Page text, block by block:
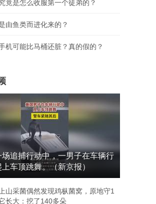
竟是怎么收服第一个徒弟的？
由鱼类而进化来的？
机可能比马桶还脏？真的假的？
追捕行动中，一男子在车辆行
车顶跳舞。（新京报）
山采菌偶然发现鸡枞菌窝，原地守1
长大：挖了140多朵